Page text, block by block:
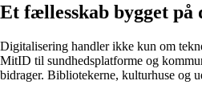
Et fællesskab bygget
Digitalisering handler ikke kun om
MitID til sundhedsplatforme og
bidrager. Bibliotekerne, kulturhuse og